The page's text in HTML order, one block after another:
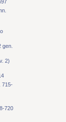
2)
715-
720